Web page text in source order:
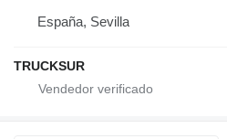
España, Sevilla
TRUCKSUR